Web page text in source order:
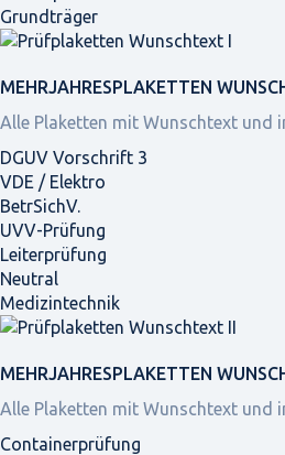
Grundträger
MEHRJAHRES­PLAKETTEN
Alle Plaketten mit Wunschtext und
DGUV Vorschrift 3
VDE / Elektro
BetrSichV.
UVV-Prüfung
Leiterprüfung
Neutral
Medizintechnik
MEHRJAHRES­PLAKETTEN
Alle Plaketten mit Wunschtext und
Containerprüfung